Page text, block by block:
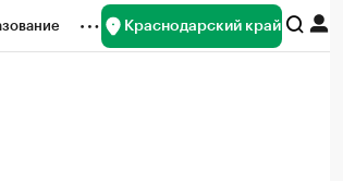
Краснодарский край